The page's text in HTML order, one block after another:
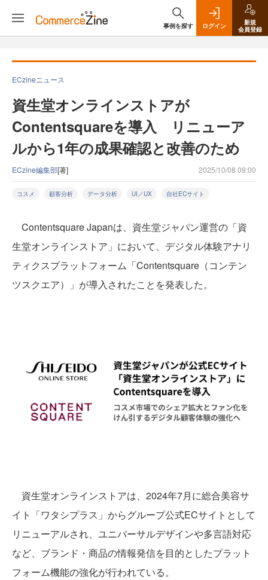
事例を探す ログイン
新規
会員登録
ECzineニュース
資生堂オンラインストアが
Contentsquareを導入 リニューア
ルから1年の成果確認と改善のため
ECzine編集部[著] 2025/10/08 09:00
コスメ 顧客分析 データ分析 UI／UX 自社ECサイト
Contentsquare Japanは、資生堂ジャパン運営の「資
生堂オンラインストア」において、デジタル体験アナリ
ティクスプラットフォーム「Contentsquare（コンテン
ツスクエア）」が導入されたことを発表した。
資生堂オンラインストアは、2024年7月に総合美容サ
イト「ワタシプラス」からグループ公式ECサイトとして
リニューアルされ、ユニバーサルデザインや多言語対応
など、ブランド・商品の情報発信を目的としたプラット
フォーム機能の強化が行われている。